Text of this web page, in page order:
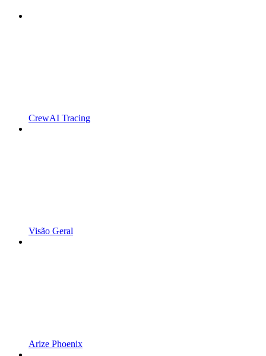
CrewAI Tracing
Visão Geral
Arize Phoenix